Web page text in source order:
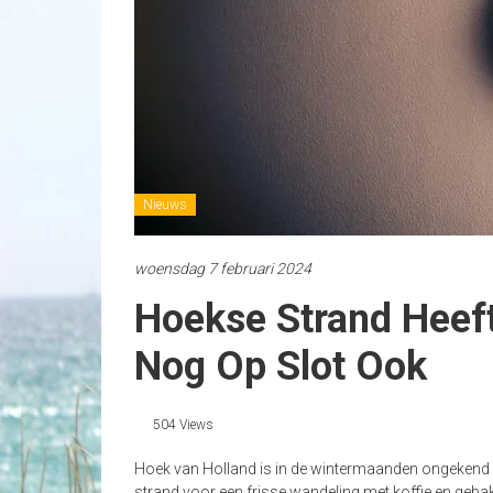
Nieuws
woensdag 7 februari 2024
Hoekse Strand
Nog Op Slot Ook
504 Views
Hoek van Holland is in de wintermaanden